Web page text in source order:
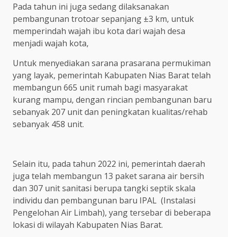
Pada tahun ini juga sedang dilaksanakan
pembangunan trotoar sepanjang ±3 km, untuk
memperindah wajah ibu kota dari wajah desa
menjadi wajah kota,
Untuk menyediakan sarana prasarana permukiman
yang layak, pemerintah Kabupaten Nias Barat telah
membangun 665 unit rumah bagi masyarakat
kurang mampu, dengan rincian pembangunan baru
sebanyak 207 unit dan peningkatan kualitas/rehab
sebanyak 458 unit.
Selain itu, pada tahun 2022 ini, pemerintah daerah
juga telah membangun 13 paket sarana air bersih
dan 307 unit sanitasi berupa tangki septik skala
individu dan pembangunan baru IPAL (Instalasi
Pengelohan Air Limbah), yang tersebar di beberapa
lokasi di wilayah Kabupaten Nias Barat.